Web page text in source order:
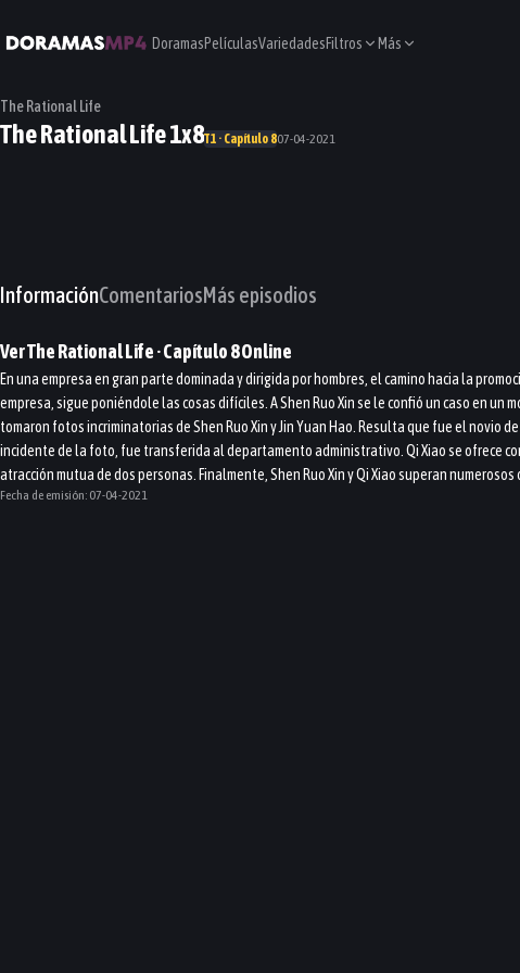
DoramasPelículasVariedadesFiltros Más
The Rational Life
The Rational Life 1x8T1 · Capítulo 807-04-2021
InformaciónComentariosMás episodios
VerThe Rational Life· Capítulo8Online
En una empresa en gran parte dominada y dirigida por hombres, el camino hacia la
empresa, sigue poniéndole las cosas difíciles. A Shen Ruo Xin se le confió un caso en
tomaron fotos incriminatorias de Shen Ruo Xin y Jin Yuan Hao. Resulta que fue el novio
incidente de la foto, fue transferida al departamento administrativo. Qi Xiao se ofrece
atracción mutua de dos personas. Finalmente, Shen Ruo Xin y Qi Xiao superan
Fecha de emisión: 07-04-2021